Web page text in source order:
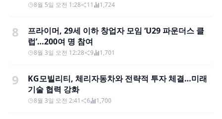
8월 5일 오전 1:28 11 1,724
8
프라이머, 29세 이하 창업자 모임 ‘U29 파운더스 클
럽’…200여 명 참여
8월 3일 오전 12:28 9 1,701
9
KG모빌리티, 체리자동차와 전략적 투자 체결…미래
기술 협력 강화
8월 3일 오전 2:41 6 1,700